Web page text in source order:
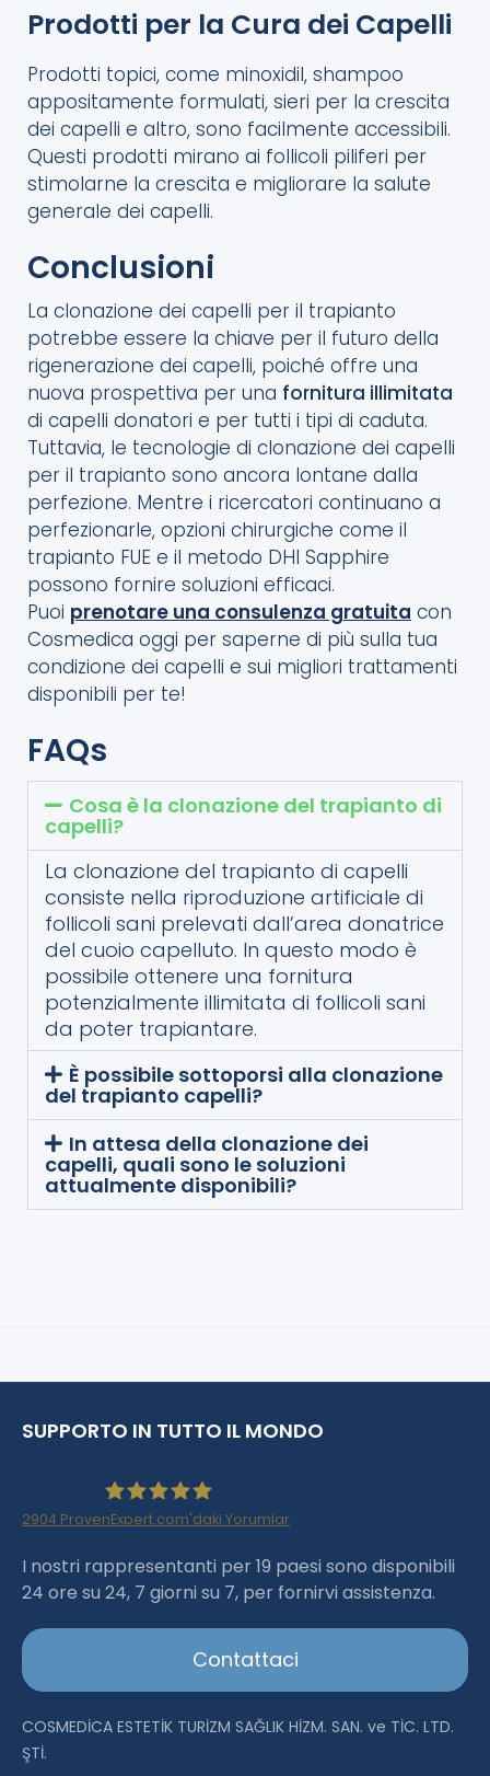
Prodotti per la Cura dei Capelli
Prodotti topici, come minoxidil, shampoo
appositamente formulati, sieri per la crescita
dei capelli e altro, sono facilmente accessibili.
Questi prodotti mirano ai follicoli piliferi per
stimolarne la crescita e migliorare la salute
generale dei capelli.
Conclusioni
La clonazione dei capelli per il trapianto
potrebbe essere la chiave per il futuro della
rigenerazione dei capelli, poiché offre una
nuova prospettiva per una fornitura illimitata
di capelli donatori e per tutti i tipi di caduta.
Tuttavia, le tecnologie di clonazione dei capelli
per il trapianto sono ancora lontane dalla
perfezione. Mentre i ricercatori continuano a
perfezionarle, opzioni chirurgiche come il
trapianto FUE e il metodo DHI Sapphire
possono fornire soluzioni efficaci.
Puoi prenotare una consulenza gratuita con
Cosmedica oggi per saperne di più sulla tua
condizione dei capelli e sui migliori trattamenti
disponibili per te!
FAQs
Cosa è la clonazione del trapianto di
capelli?
La clonazione del trapianto di capelli
consiste nella riproduzione artificiale di
follicoli sani prelevati dall’area donatrice
del cuoio capelluto. In questo modo è
possibile ottenere una fornitura
potenzialmente illimitata di follicoli sani
da poter trapiantare.
È possibile sottoporsi alla clonazione
del trapianto capelli?
In attesa della clonazione dei
capelli, quali sono le soluzioni
attualmente disponibili?
SUPPORTO IN TUTTO IL MONDO
Haartransplantation Istanbul |Dr.Acar aus
2904 ProvenExpert.com'daki Yorumlar
I nostri rappresentanti per 19 paesi sono disponibili
24 ore su 24, 7 giorni su 7, per fornirvi assistenza.
Contattaci
COSMEDİCA ESTETİK TURİZM SAĞLIK HİZM. SAN. ve TİC. LTD.
ŞTİ.